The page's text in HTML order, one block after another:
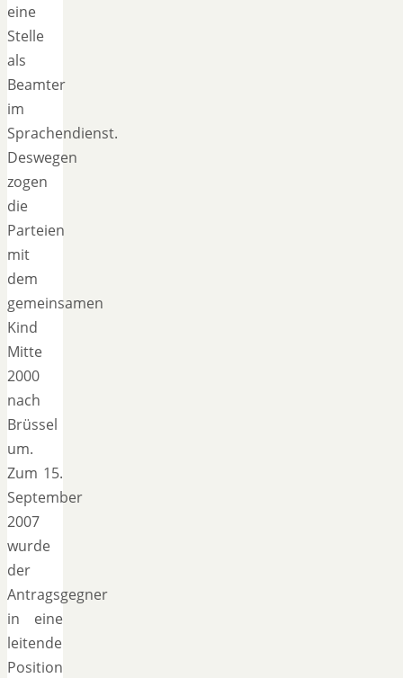
eine
Stelle
als
Beamter
im
Sprachendienst.
Deswegen
zogen
die
Parteien
mit
dem
gemeinsamen
Kind
Mitte
2000
nach
Brüssel
um.
Zum 15.
September
2007
wurde
der
Antragsgegner
in eine
leitende
Position